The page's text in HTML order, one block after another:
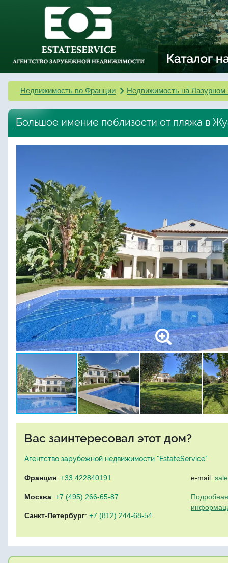
Недвижимость во Франции Недвижимость на Лазурном
Большое имение поблизости от пляжа в
Вас заинтересовал этот дом?
Агентство зарубежной недвижимости "EstateService"
Франция: +33 422840191
Москва: +7 (495) 266-65-87
Санкт-Петербург: +7 (812) 244-68-54
e-mail: